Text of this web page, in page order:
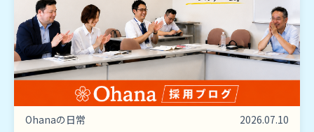
Ohanaの日常 2026.07.10